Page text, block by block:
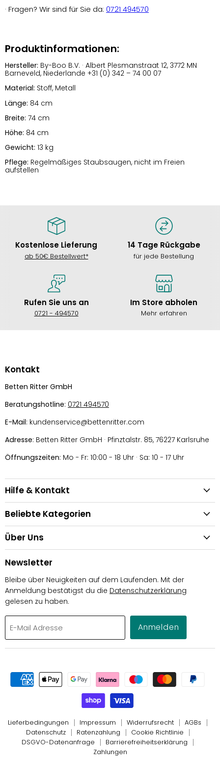
· Fragen? Wir sind für Sie da: 0721 494570
Produktinformationen:
Hersteller: By-Boo B.V. · Albert Plesmanstraat 12, 3772 MN
Barneveld, Niederlande +31 (0) 342 – 74 00 07
Material: Stoff, Metall
Länge: 84 cm
Breite: 74 cm
Höhe: 84 cm
Gewicht: 13 kg
Pflege: Regelmäßiges Staubsaugen, nicht im Freien
aufstellen
Kostenlose Lieferung
ab 50€ Bestellwert*
14 Tage Rückgabe
für jede Bestellung
Rufen Sie uns an
0721 - 494570
Im Store abholen
Mehr erfahren
Kontakt
Betten Ritter GmbH
Beratungshotline: 0721 494570
E-Mail: kundenservice@bettenritter.com
Adresse: Betten Ritter GmbH · Pfinztalstr. 85, 76227 Karlsruhe
Öffnungszeiten: Mo - Fr: 10:00 - 18 Uhr · Sa: 10 - 17 Uhr
Hilfe & Kontakt
Beliebte Kategorien
Über Uns
Newsletter
Bleibe über Neuigkeiten auf dem Laufenden. Mit der
Anmeldung bestätigst du die Datenschutzerklärung
gelesen zu haben.
E-Mail Adresse Anmelden
Lieferbedingungen Impressum Widerrufsrecht
AGBs
Datenschutz
Ratenzahlung
Cookie Richtlinie
DSGVO-Datenanfrage
Barrierefreiheitserklärung
Zahlungen